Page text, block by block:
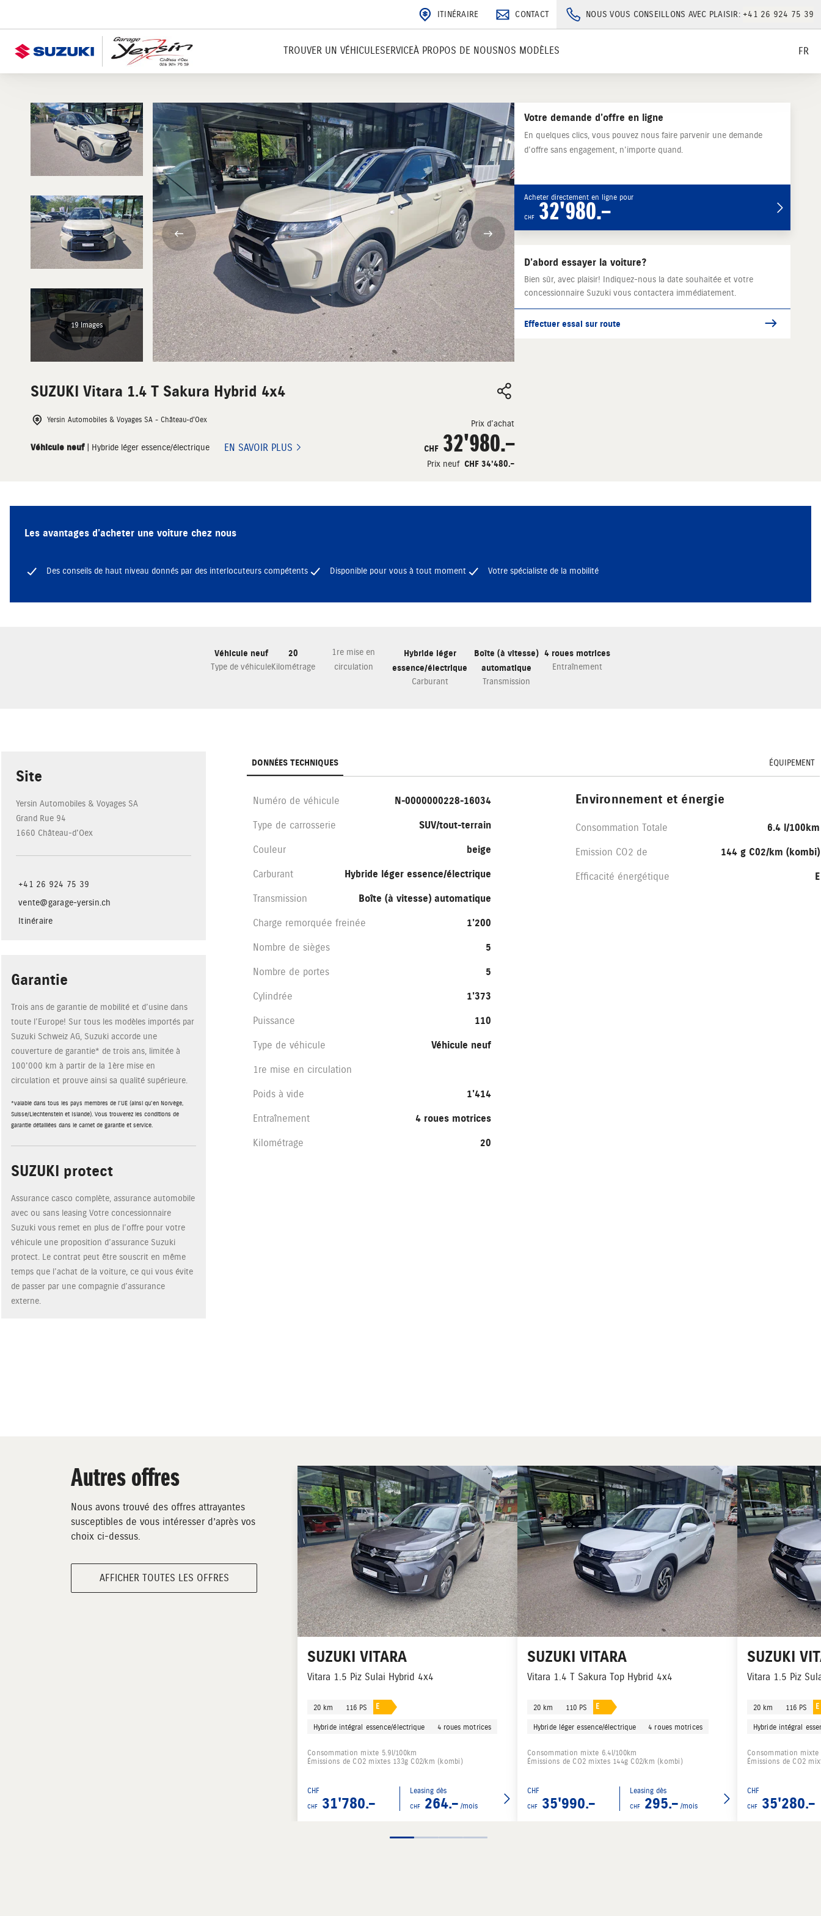
ITINÉRAIRE CONTACT NOUS VOUS CONSEILLONS AVEC PLAISIR: +41 26 924 75 39
TROUVER UN VÉHICULESERVICEÀ PROPOS DE NOUSNOS MODÈLES FR
19 Images
SUZUKI Vitara 1.4 T Sakura Hybrid 4x4
Yersin Automobiles & Voyages SA - Château-d'Oex
Véhicule neuf| Hybride léger essence/électrique EN SAVOIR PLUS
Prix d’achat
CHF 32'980.–
Prix neuf CHF 34'480.–
Votre demande d’offre en ligne
En quelques clics, vous pouvez nous faire parvenir une demande
d’offre sans engagement, n’importe quand.
Acheter directement en ligne pour
CHF 32'980.–
D’abord essayer la voiture?
Bien sûr, avec plaisir! Indiquez-nous la date souhaitée et votre
concessionnaire Suzuki vous contactera immédiatement.
Effectuer essai sur route
Les avantages d’acheter une voiture chez nous
Des conseils de haut niveau donnés par des interlocuteurs compétents Disponible pour vous à tout moment Votre spécialiste de la mobilité
Véhicule neuf
Type de véhicule
20
Kilométrage
1re mise en
circulation
Hybride léger
essence/électrique
Carburant
Boîte (à vitesse)
automatique
Transmission
4 roues motrices
Entraînement
DONNÉES TECHNIQUES ÉQUIPEMENT
Numéro de véhicule
N-0000000228-16034
Type de carrosserie
SUV/tout-terrain
Couleur
beige
Carburant
Hybride léger essence/électrique
Transmission
Boîte (à vitesse) automatique
Charge remorquée freinée
1'200
Nombre de sièges
5
Nombre de portes
5
Cylindrée
1'373
Puissance
110
Type de véhicule
Véhicule neuf
1re mise en circulation
Poids à vide
1'414
Entraînement
4 roues motrices
Kilométrage
20
Environnement et énergie
Consommation Totale
6.4 l/100km
Emission CO2 de
144 g C02/km (kombi)
Efficacité énergétique
E
Site
Yersin Automobiles & Voyages SA
Grand Rue 94
1660 Château-d'Oex
+41 26 924 75 39
vente@garage-yersin.ch
Itinéraire
Garantie
Trois ans de garantie de mobilité et d’usine dans
toute l’Europe! Sur tous les modèles importés par
Suzuki Schweiz AG, Suzuki accorde une
couverture de garantie* de trois ans, limitée à
100'000 km à partir de la 1ère mise en
circulation et prouve ainsi sa qualité supérieure.
*valable dans tous les pays membres de l'UE (ainsi qu'en Norvège,
Suisse/Liechtenstein et Islande). Vous trouverez les conditions de
garantie détaillées dans le carnet de garantie et service.
SUZUKI protect
Assurance casco complète, assurance automobile
avec ou sans leasing Votre concessionnaire
Suzuki vous remet en plus de l’offre pour votre
véhicule une proposition d’assurance Suzuki
protect. Le contrat peut être souscrit en même
temps que l’achat de la voiture, ce qui vous évite
de passer par une compagnie d’assurance
externe.
Autres offres
Nous avons trouvé des offres attrayantes
susceptibles de vous intéresser d’après vos
choix ci-dessus.
AFFICHER TOUTES LES OFFRES
SUZUKI VITARA
Vitara 1.5 Piz Sulai Hybrid 4x4
20 km 116 PS E
Hybride intégral essence/électrique 4 roues motrices
Consommation mixte 5.9l/100km
Émissions de CO2 mixtes 133g C02/km (kombi)
CHF
CHF 31'780.–
Leasing dès
CHF 264.– /mois
SUZUKI VITARA
Vitara 1.4 T Sakura Top Hybrid 4x4
20 km 110 PS E
Hybride léger essence/électrique 4 roues motrices
Consommation mixte 6.4l/100km
Émissions de CO2 mixtes 144g C02/km (kombi)
CHF
CHF 35'990.–
Leasing dès
CHF 295.– /mois
SUZUKI
Vitara 1.5 Piz
20 km 116 PS E
Hybride intégral
Consommation mixte
Émissions de CO2
CHF
CHF 35'280.–